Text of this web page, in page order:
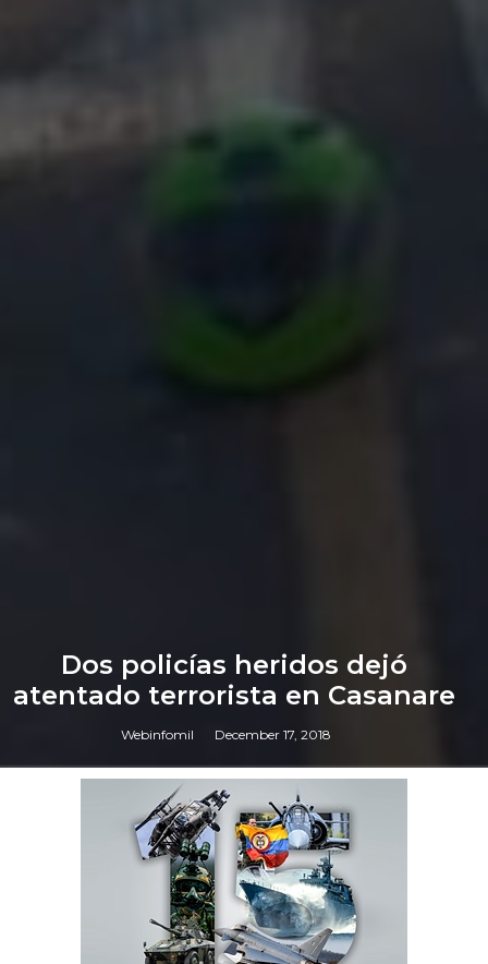
Dos policías heridos dejó
atentado terrorista en Casanare
Webinfomil December 17, 2018